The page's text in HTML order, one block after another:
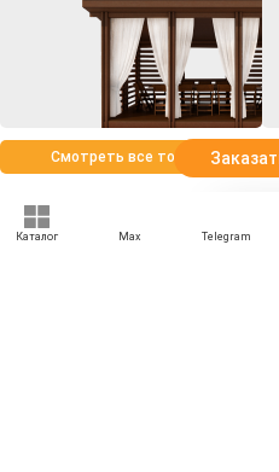
Смотреть все товары
Каталог Max Telegram